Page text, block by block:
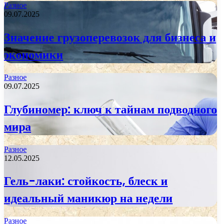
Разное
09.07.2025
Значение грузоперевозок для бизнеса и
экономики
Разное
09.07.2025
Глубиномер: ключ к тайнам подводного
мира
Разное
12.05.2025
Гель-лаки: стойкость, блеск и
идеальный маникюр на недели
Разное